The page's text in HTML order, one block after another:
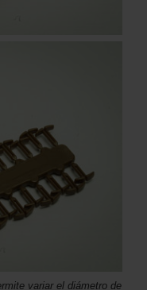
variar el diámetro de